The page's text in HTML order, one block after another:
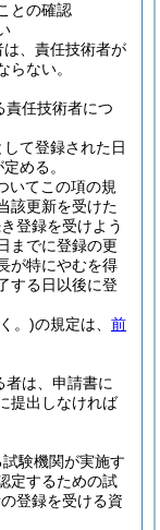
との確認
、責任技術者が
らない。
責任技術者につ
て登録された日
める。
いてこの項の規
該更新を受けた
登録を受けよう
までに登録の更
が特にやむを得
する日以後に登
。)の規定は、 前
者は、申請書に
提出しなければ
験機関が実施す
定するための試
登録を受ける資